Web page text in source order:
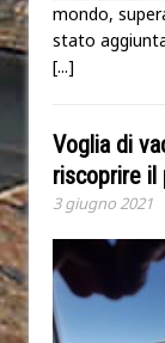
mondo,
stato
[...]
Voglia di
riscoprire il
3 giugno 2021